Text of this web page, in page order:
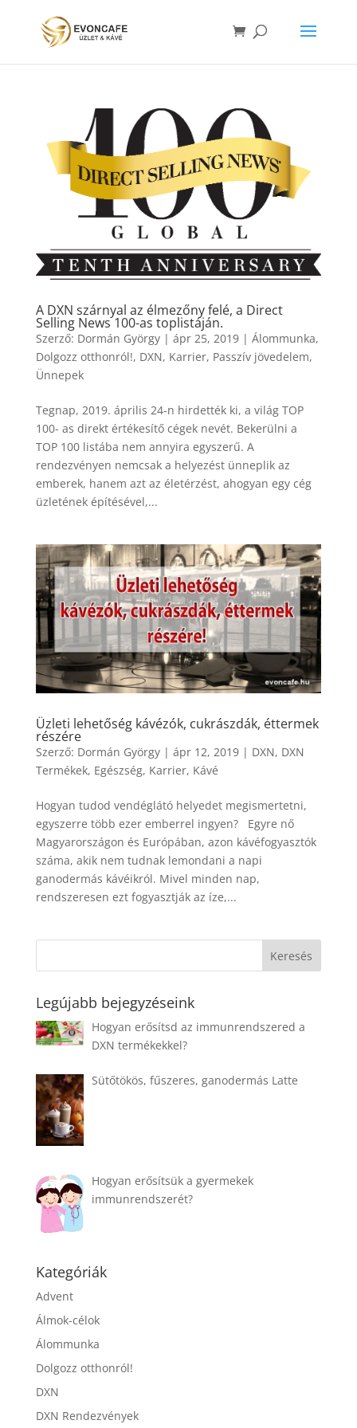
A DXN szárnyal az élmezőny felé, a Direct
Selling News 100-as toplistáján.
Szerző: Dormán György| ápr 25, 2019| Álommunka,
Dolgozz otthonról!, DXN, Karrier, Passzív jövedelem,
Ünnepek
Tegnap, 2019. április 24-n hirdették ki, a világ TOP
100- as direkt értékesítő cégek nevét. Bekerülni a
TOP 100 listába nem annyira egyszerű. A
rendezvényen nemcsak a helyezést ünneplik az
emberek, hanem azt az életérzést, ahogyan egy cég
üzletének építésével,...
Üzleti lehetőség kávézók, cukrászdák, éttermek
részére
Szerző: Dormán György| ápr 12, 2019| DXN, DXN
Termékek, Egészség, Karrier, Kávé
Hogyan tudod vendéglátó helyedet megismertetni,
egyszerre több ezer emberrel ingyen? Egyre nő
Magyarországon és Európában, azon kávéfogyasztók
száma, akik nem tudnak lemondani a napi
ganodermás kávéikról. Mivel minden nap,
rendszeresen ezt fogyasztják az íze,...
Legújabb bejegyzéseink
Hogyan erősítsd az immunrendszered a
DXN termékekkel?
Sütőtökös, fűszeres, ganodermás Latte
Hogyan erősítsük a gyermekek
immunrendszerét?
Kategóriák
Advent
Álmok-célok
Álommunka
Dolgozz otthonról!
DXN
DXN Rendezvények